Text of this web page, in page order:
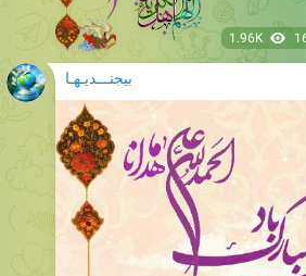
بیجنـــدیـهـا